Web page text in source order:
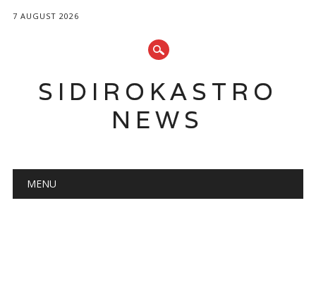
7 AUGUST 2026
SIDIROKASTRO
NEWS
Main menu
MENU